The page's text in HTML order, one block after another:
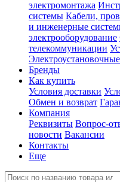
электромонтажа
системы Кабели,
и инженерные
электрооборудование
телекоммуникации
Бренды
Как купить
Условия доставки
Обмен и возврат
Компания
Реквизиты Вопрос-
новости Вакансии
Контакты
Еще